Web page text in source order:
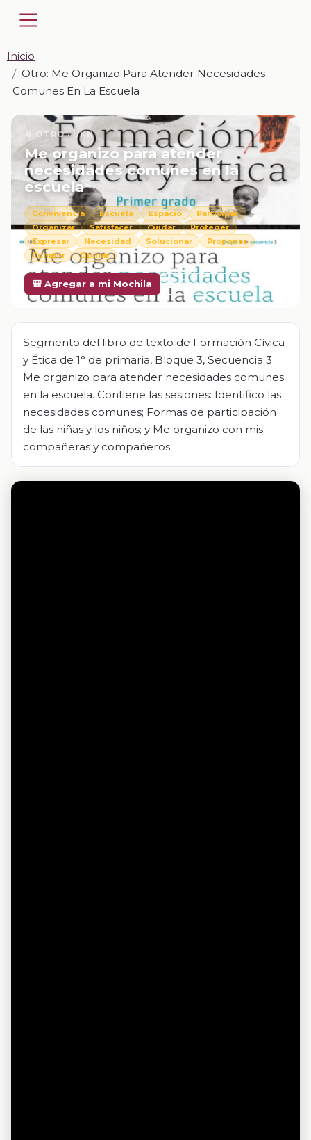
Inicio
Otro: Me Organizo Para Atender Necesidades
Comunes En La Escuela
📎 OTRO · UKN
Me organizo para atender
necesidades comunes en la
escuela
Convivencia Escuela Espacio
Participar
Organizar
Satisfacer Cuidar
Proteger
Expresar
Necesidad Solucionar
Proponer
Cumplir
Opinar
🎒 Agregar a mi Mochila Descargar
Segmento del libro de texto de Formación Cívica
y Ética de 1° de primaria, Bloque 3, Secuencia 3
Me organizo para atender necesidades comunes
en la escuela. Contiene las sesiones: Identifico las
necesidades comunes; Formas de participación
de las niñas y los niños; y Me organizo con mis
compañeras y compañeros.